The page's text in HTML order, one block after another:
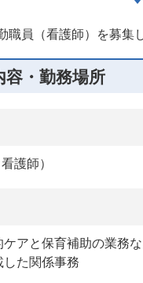
員（看護師）を募集
容・勤務場所
護師）
アと保育補助の業務
た関係事務